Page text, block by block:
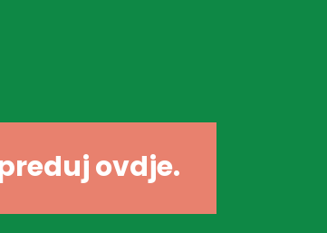
ovdje.